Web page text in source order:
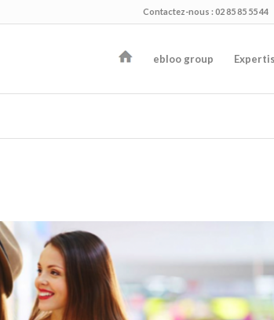
Contactez-nous : 02 85 85 55 44
ebloo group